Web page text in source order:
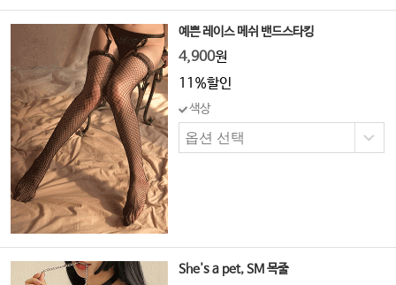
예쁜 레이스 메쉬 밴드스타킹
4,900원
11%할인
색상
She's a pet, SM 목줄